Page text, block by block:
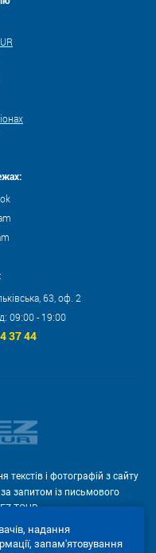
63, оф. 2
09:00 - 19:00
37 44
текстів і фотографій з сайту
запитом із письмового
TOUR .
діяльності АВ №566448
надання
запам'ятовування